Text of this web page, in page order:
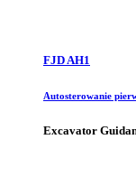
FJD AH1
Autosterowanie
Excavator